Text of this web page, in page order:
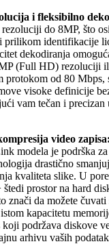
i fleksibilno
do 8MP, što
prilikom identifikacije
dekodiranja
(Full HD) rezoluciji
protokom od 80 Mbps,
visoke definicije
vam tečan i precizan
video zapisa:
modela je podrška
drastično
kvaliteta slike. U
prostor na hard
znači da možete
kapacitetu
podržava diskove
arhivu vaših